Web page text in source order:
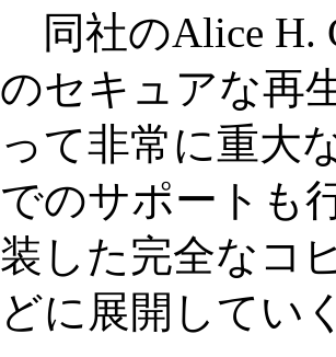
同社のAlice H.
のセキュアな再
って非常に重大
でのサポートも
装した完全なコ
どに展開してい